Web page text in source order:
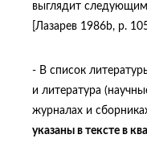
выглядит
[Лазарев 1986b, p.
- В список
и литература
журналах и
указаны в тексте в